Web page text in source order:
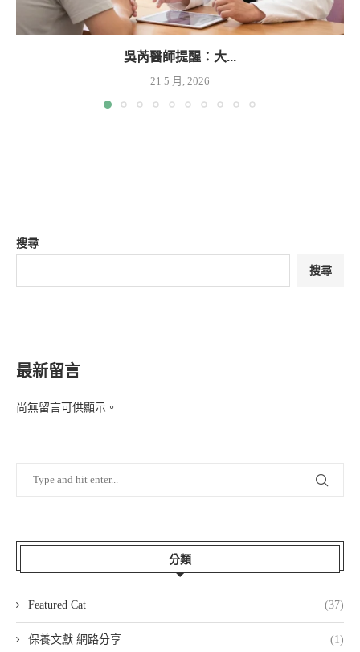
吳芮醫師提醒：大...
21 5 月, 2026
搜尋
搜尋
最新留言
尚無留言可供顯示。
分類
Featured Cat (37)
保養文獻 網路分享 (1)